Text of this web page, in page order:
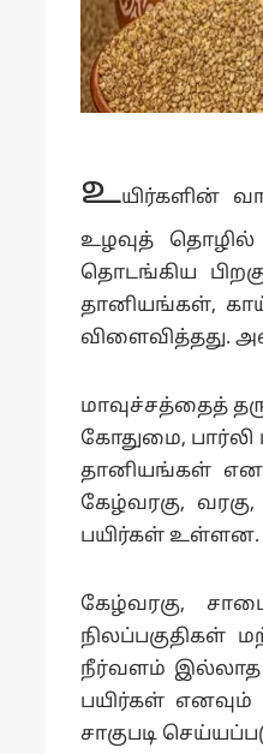
உயிர்களின்
உழவுத் தொழில்
தொடங்கிய
தானியங்கள்,
விளைவித்தது.
மாவுச்சத்தைத்
கோதுமை, பார்லி
தானியங்கள்
கேழ்வரகு,
பயிர்கள் உள்ளன.
கேழ்வரகு,
நிலப்பகுதிகள்
நீர்வளம் இல்லாத
பயிர்கள்
சாகுபடி